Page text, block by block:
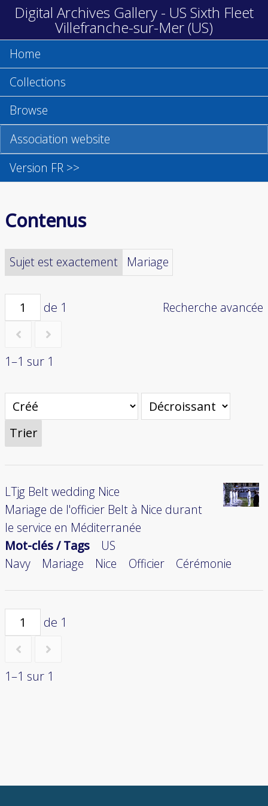
Digital Archives Gallery - US Sixth Fleet
Villefranche-sur-Mer (US)
Home
Collections
Browse
Association website
Version FR >>
Contenus
Sujet est exactement Mariage
de 1
1–1 sur 1
Recherche avancée
Trier
LTjg Belt wedding Nice
Mariage de l'officier Belt à Nice durant
le service en Méditerranée
Mot-clés / Tags
US
Navy
Mariage Nice Officier Cérémonie
de 1
1–1 sur 1